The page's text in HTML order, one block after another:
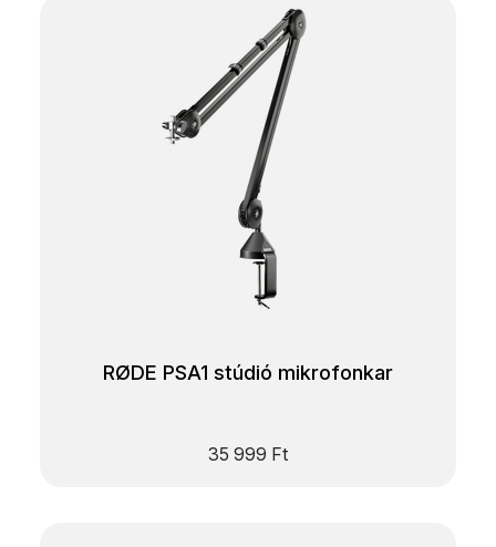
RØDE PSA1 stúdió mikrofonkar
35 999 Ft